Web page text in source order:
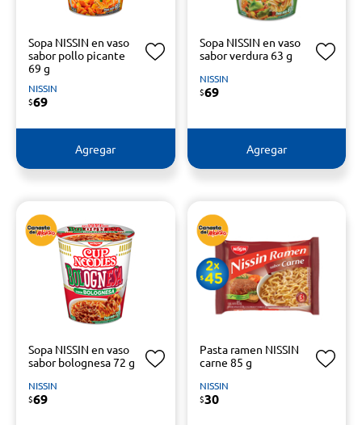
Sopa NISSIN en vaso
sabor pollo picante
69 g
NISSIN
$69
Agregar
Sopa NISSIN en vaso
sabor verdura 63 g
NISSIN
$69
Agregar
Sopa NISSIN en vaso
sabor bolognesa 72 g
NISSIN
$69
Pasta ramen NISSIN
carne 85 g
NISSIN
$30